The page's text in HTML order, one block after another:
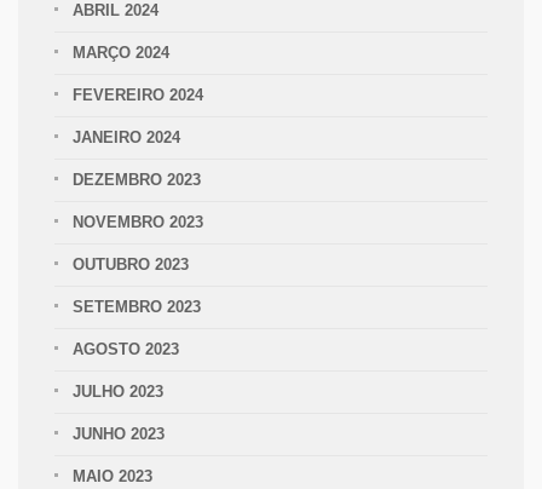
ABRIL 2024
MARÇO 2024
FEVEREIRO 2024
JANEIRO 2024
DEZEMBRO 2023
NOVEMBRO 2023
OUTUBRO 2023
SETEMBRO 2023
AGOSTO 2023
JULHO 2023
JUNHO 2023
MAIO 2023